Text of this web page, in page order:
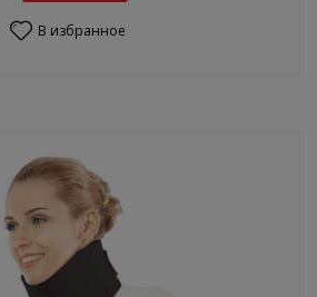
В избранное